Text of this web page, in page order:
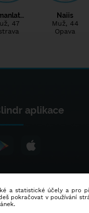
, 47
Naiis
Muž, 44
Opava
aplikace
a statistické účely a pro
pokračovat v používání